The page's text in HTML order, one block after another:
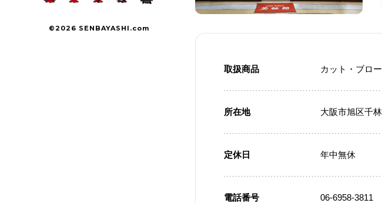
©2026 SENBAYASHI.com
取扱商品 カット・ブロ
所在地 大阪市旭区千
定休日 年中無休
電話番号 06-6958-3811